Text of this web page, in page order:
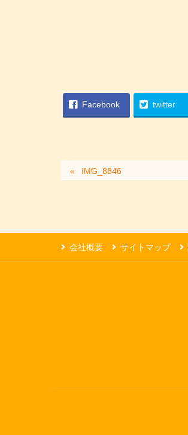
Facebook twitter
IMG_8846
会社概要 サイトマップ